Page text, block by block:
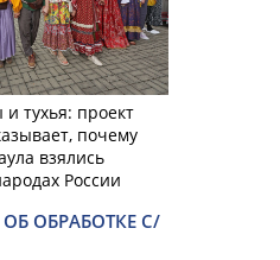
тухья: проект
почему
взялись
России
ОБРАБОТКЕ С/